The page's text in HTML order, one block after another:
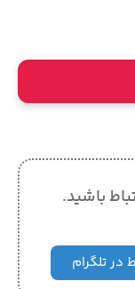
باشید.
در تلگرام